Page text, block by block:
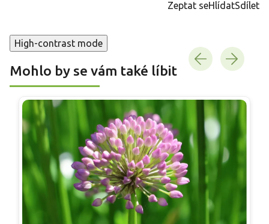
Zeptat seHlídatSdílet
High-contrast mode
Mohlo by se vám také líbit